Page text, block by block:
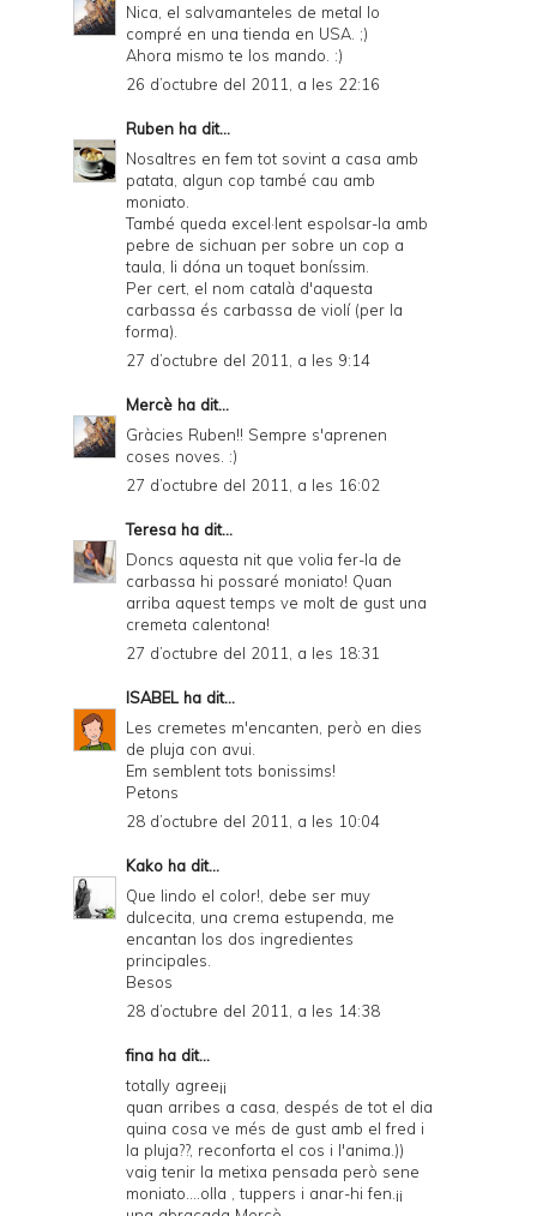
Nica, el salvamanteles de metal lo
compré en una tienda en USA. ;)
Ahora mismo te los mando. :)
26 d’octubre del 2011, a les 22:16
Ruben ha dit...
Nosaltres en fem tot sovint a casa amb
patata, algun cop també cau amb
moniato.
També queda excel·lent espolsar-la amb
pebre de sichuan per sobre un cop a
taula, li dóna un toquet boníssim.
Per cert, el nom català d'aquesta
carbassa és carbassa de violí (per la
forma).
27 d’octubre del 2011, a les 9:14
Mercè ha dit...
Gràcies Ruben!! Sempre s'aprenen
coses noves. :)
27 d’octubre del 2011, a les 16:02
Teresa ha dit...
Doncs aquesta nit que volia fer-la de
carbassa hi possaré moniato! Quan
arriba aquest temps ve molt de gust una
cremeta calentona!
27 d’octubre del 2011, a les 18:31
ISABEL ha dit...
Les cremetes m'encanten, però en dies
de pluja con avui.
Em semblent tots bonissims!
Petons
28 d’octubre del 2011, a les 10:04
Kako ha dit...
Que lindo el color!, debe ser muy
dulcecita, una crema estupenda, me
encantan los dos ingredientes
principales.
Besos
28 d’octubre del 2011, a les 14:38
fina ha dit...
totally agree¡¡
quan arribes a casa, despés de tot el dia
quina cosa ve més de gust amb el fred i
la pluja??, reconforta el cos i l'anima.))
vaig tenir la metixa pensada però sene
moniato....olla , tuppers i anar-hi fen.¡¡